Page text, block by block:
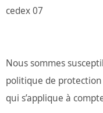
cedex 07
Nous sommes
politique de
qui s’applique à